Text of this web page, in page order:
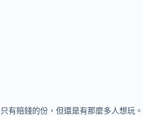
有賠錢的份，但還是有那麼多人想玩。